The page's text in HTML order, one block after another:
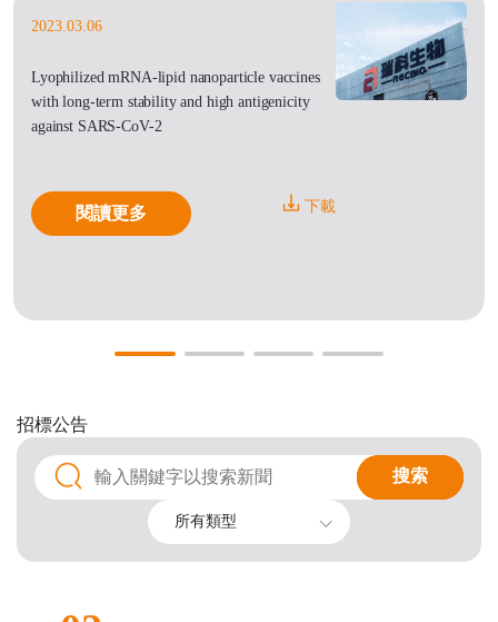
2023.03.06
Lyophilized mRNA-lipid nanoparticle vaccines
with long-term stability and high antigenicity
against SARS-CoV-2
閱讀更多 下載
招標公告
搜索
搜索
所有類型